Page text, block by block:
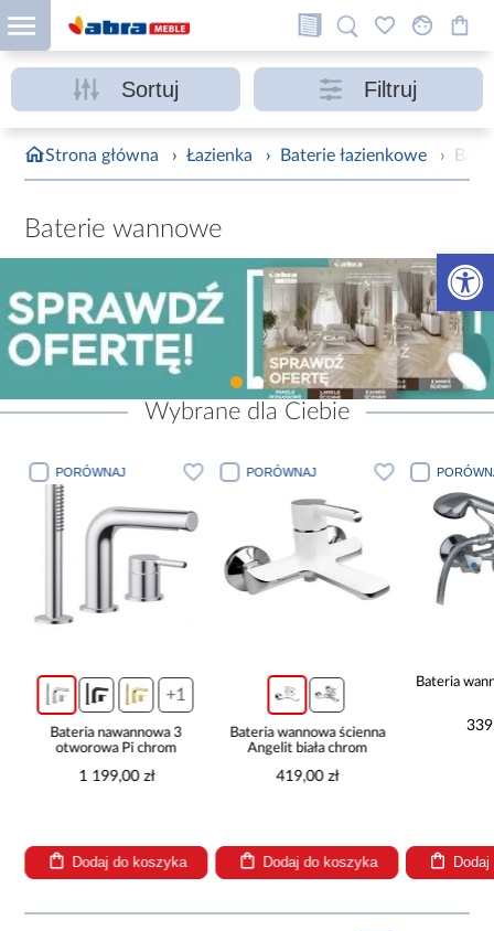
Otwórz
Sortuj Filtruj
Strona główna › Łazienka › Baterie łazienkowe ›
Baterie wannowe
Wybrane dla Ciebie
PORÓWNAJ
+1
Bateria nawannowa 3
otworowa Pi chrom
1 199,00 zł
Dodaj do koszyka
PORÓWNAJ
Bateria wannowa ścienna
Angelit biała chrom
419,00 zł
Dodaj do koszyka
Bateria